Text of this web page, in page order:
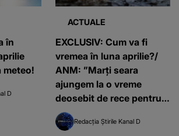
în
meteo!
D
ACTUALE
EXCLUSIV: Cum va fi
vremea în luna aprilie?/
ANM: ”Marți seara
ajungem la o vreme
deosebit de rece pentru
data din calendar”
Redacția Știrile Kanal D